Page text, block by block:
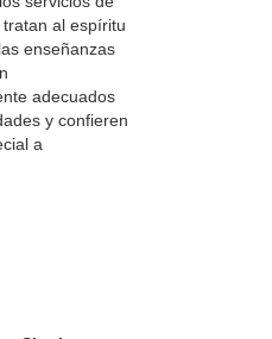
al espíritu
enseñanzas
adecuados
y confieren
a